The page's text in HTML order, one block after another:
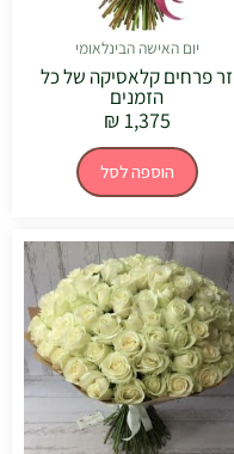
יום האישה הבינלאומי
זר פרחים קלאסיקה של כל
הזמנים
₪1,375
הוספה לסל